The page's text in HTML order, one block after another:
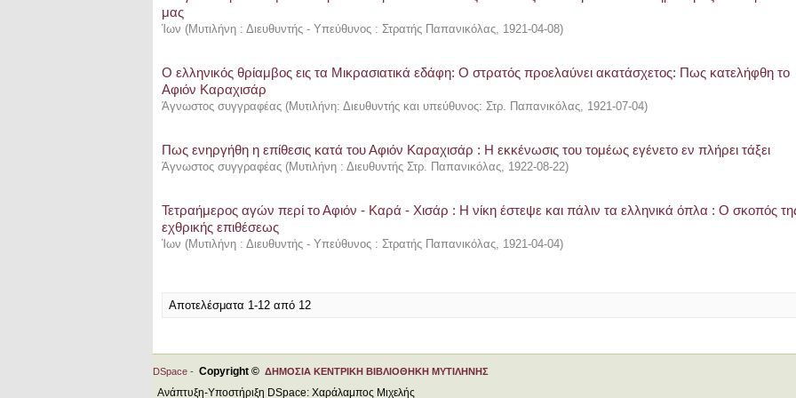
μας
Ίων (Μυτιλήνη : Διευθυντής - Υπεύθυνος : Στρατής Παπανικόλας, 1921-04-08)
Ο ελληνικός θρίαμβος εις τα Μικρασιατικά εδάφη: Ο στρατός προελαύνει ακατάσχετος: Πως κατελήφθη το
Αφιόν Καραχισάρ
Άγνωστος συγγραφέας (Μυτιλήνη: Διευθυντής και υπεύθυνος: Στρ. Παπανικόλας, 1921-07-04)
Πως ενηργήθη η επίθεσις κατά του Αφιόν Καραχισάρ : Η εκκένωσις του τομέως εγένετο εν πλήρει τάξει
Άγνωστος συγγραφέας (Μυτιλήνη : Διευθυντής Στρ. Παπανικόλας, 1922-08-22)
Τετραήμερος αγών περί το Αφιόν - Καρά - Χισάρ : Η νίκη έστεψε και πάλιν τα ελληνικά όπλα : Ο σκοπός
εχθρικής επιθέσεως
Ίων (Μυτιλήνη : Διευθυντής - Υπεύθυνος : Στρατής Παπανικόλας, 1921-04-04)
Αποτελέσματα 1-12 από 12
DSpace - Copyright © ΔΗΜΟΣΙΑ ΚΕΝΤΡΙΚΗ ΒΙΒΛΙΟΘΗΚΗ ΜΥΤΙΛΗΝΗΣ
Ανάπτυξη-Υποστήριξη DSpace: Χαράλαμπος Μιχελής